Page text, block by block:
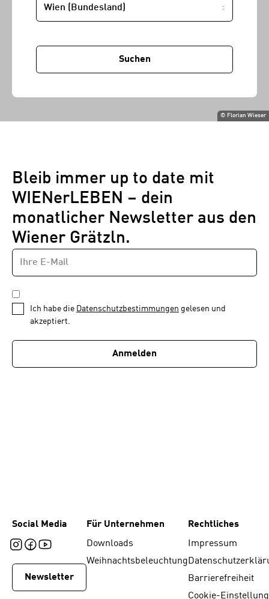
© Florian Wieser
Suchen
Bleib immer up to date mit
WIENerLEBEN – dein
monatlicher Newsletter aus den
Wiener Grätzln.
Newsletter
1
von
E-
MAIL-
ADRESSE
DATENSCHUTZBESTIMMUNGEN
*
Ich habe die Datenschutzbestimmungen gelesen und
akzeptiert.
Anmelden
Social Media
Newsletter
Für Unternehmen
Downloads
Weihnachtsbeleuchtung
Rechtliches
Impressum
Barrierefreiheit
Cookie-